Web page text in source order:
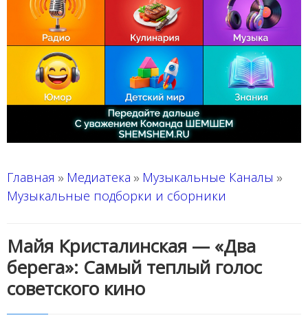
Главная » Медиатека » Музыкальные Каналы »
Музыкальные подборки и сборники
Майя Кристалинская — «Два
берега»: Самый теплый голос
советского кино